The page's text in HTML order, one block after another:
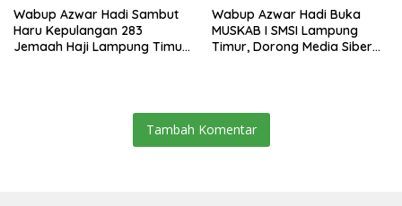
Wabup Azwar Hadi Sambut
Haru Kepulangan 283
Jemaah Haji Lampung Timur,
Wabup Azwar Hadi Buka
MUSKAB I SMSI Lampung
Timur, Dorong Media Siber
Tambah Komentar